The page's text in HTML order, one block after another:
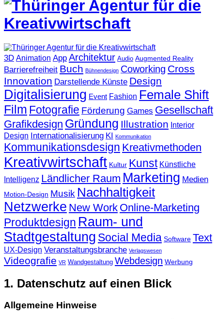
3D Animation App Architektur Audio Augmented Reality
Barrierefreiheit Buch Bühnendesign Coworking Cross
Innovation Darstellende Künste Design
Digitalisierung Event Fashion Female Shift
Film Fotografie Förderung Games Gesellschaft
Grafikdesign Gründung Illustration Interior
Design Internationalisierung KI Kommunikation
Kommunikationsdesign Kreativmethoden
Kreativwirtschaft Kultur Kunst Künstliche
Intelligenz Ländlicher Raum Marketing Medien
Motion-Design Musik Nachhaltigkeit
Netzwerke New Work Online-Marketing
Produktdesign Raum- und
Stadtgestaltung Social Media Software Text
UX-Design Veranstaltungsbranche Verlagswesen
Videografie VR Wandgestaltung Webdesign Werbung
1. Datenschutz auf einen Blick
Allgemeine Hinweise